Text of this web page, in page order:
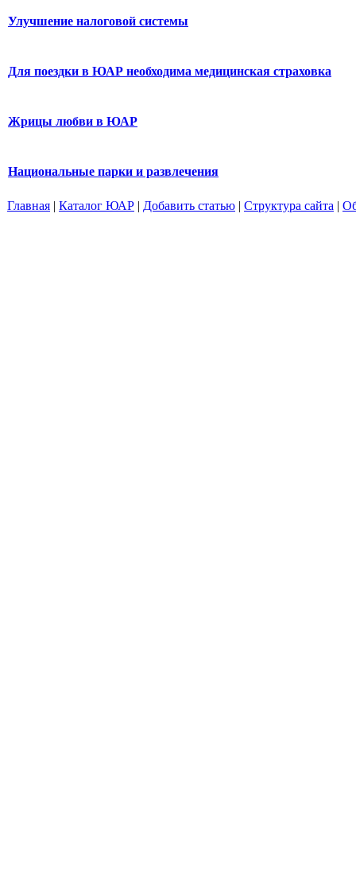
Улучшение налоговой системы
Для поездки в ЮАР необходима медицинская страховка
Жрицы любви в ЮАР
Национальные парки и развлечения
Главная | Каталог ЮАР | Добавить статью | Структура сайта |